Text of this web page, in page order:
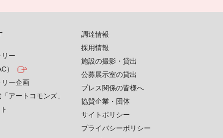
ー
）
ー企画
アートコモンズ」
調達情報
採用情報
施設の撮影・貸出
公募展示室の貸出
プレス関係の皆様へ
協賛企業・団体
サイトポリシー
プライバシーポリシー